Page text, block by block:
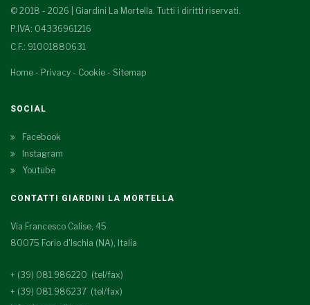
© 2018 - 2026 | Giardini La Mortella. Tutti i diritti riservati.
P.IVA: 04336961216
C.F.: 91001880631
Home - Privacy - Cookie - Sitemap
SOCIAL
Facebook
Instagram
Youtube
CONTATTI GIARDINI LA MORTELLA
Via Francesco Calise, 45
80075 Forio d'Ischia (NA), Italia
+ (39) 081.986220 (tel/fax)
+ (39) 081.986237 (tel/fax)